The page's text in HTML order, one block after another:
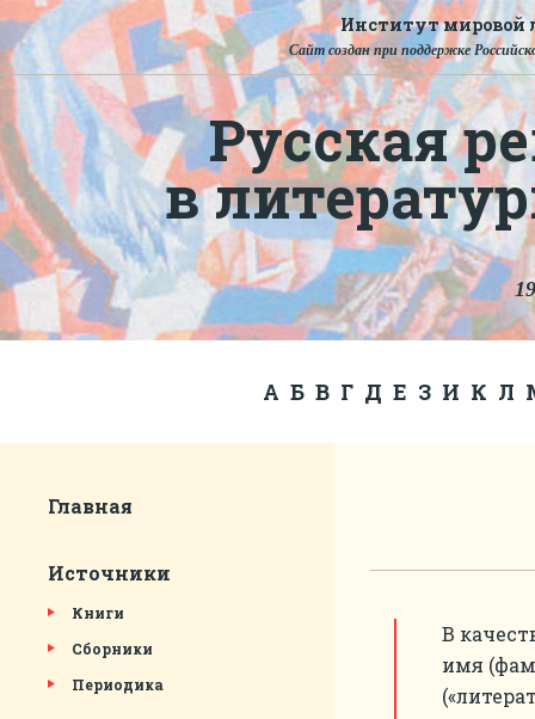
Институт мировой
Сайт создан при поддержке
Русская
в
Главная
Источники
Книги
Сборники
Периодика
А Б В Г Д Е З И К Л
В
имя